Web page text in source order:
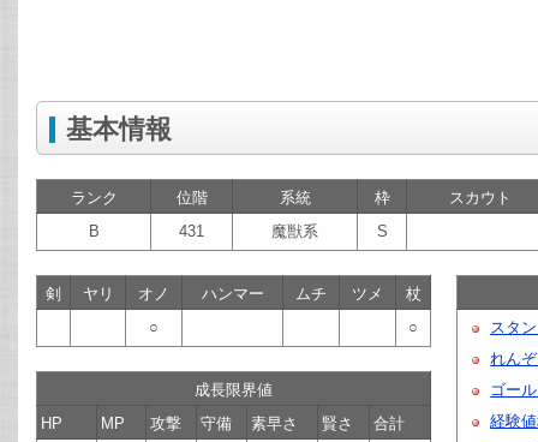
基本情報
ランク 位階 系統 枠
スカウト
B
431 魔獣系 S
剣 ヤリ オノ ハンマー ムチ ツメ
杖
○
○
成長限界値
HP
MP 攻撃 守備 素早さ 賢さ
合計
スタ
れん
ゴー
経験